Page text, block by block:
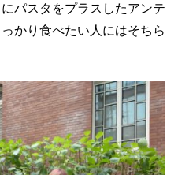
パスタをプラスしたアンテ
かり食べたい人にはそちら